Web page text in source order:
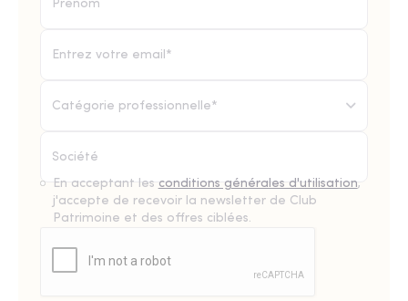
Catégorie professionnelle*
En acceptant les conditions générales d'utilisation,
j'accepte de recevoir la newsletter de Club
Patrimoine et des offres ciblées.